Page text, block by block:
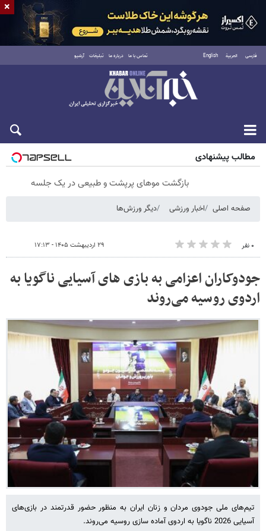
فارسی العربية English تماس با ما درباره ما تبلیغات آرشیو
جمعه ۱۶ مرداد ۱۴۰۵
مطالب پیشنهادی
بازگشت موهای پرپشت و طبیعی در یک جلسه
صفحه اصلی اخبار ورزشی دیگر ورزش‌ها
۰ نفر ۲۹ اردیبهشت ۱۴۰۵ - ۱۷:۱۳
جودوکاران اعزامی به بازی های آسیایی ناگویا به
اردوی روسیه می‌روند
تیم‌های ملی جودوی مردان و زنان ایران به منظور حضور قدرتمند در بازی‌های
آسیایی 2026 ناگویا به اردوی آماده سازی روسیه می‌روند.
×